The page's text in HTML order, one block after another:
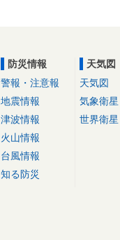
防災情報
警報・注意報
地震情報
津波情報
火山情報
台風情報
知る防災
天気図
天気図
気象衛星
世界衛星